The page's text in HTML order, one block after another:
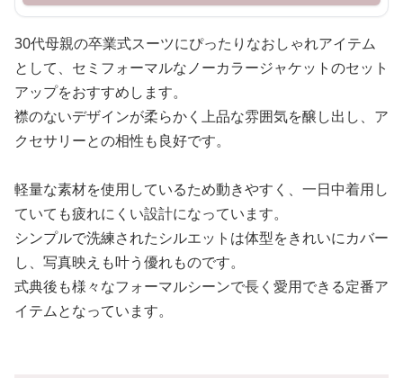
30代母親の卒業式スーツにぴったりなおしゃれアイテム
として、セミフォーマルなノーカラージャケットのセット
アップをおすすめします。
襟のないデザインが柔らかく上品な雰囲気を醸し出し、ア
クセサリーとの相性も良好です。
軽量な素材を使用しているため動きやすく、一日中着用し
ていても疲れにくい設計になっています。
シンプルで洗練されたシルエットは体型をきれいにカバー
し、写真映えも叶う優れものです。
式典後も様々なフォーマルシーンで長く愛用できる定番ア
イテムとなっています。